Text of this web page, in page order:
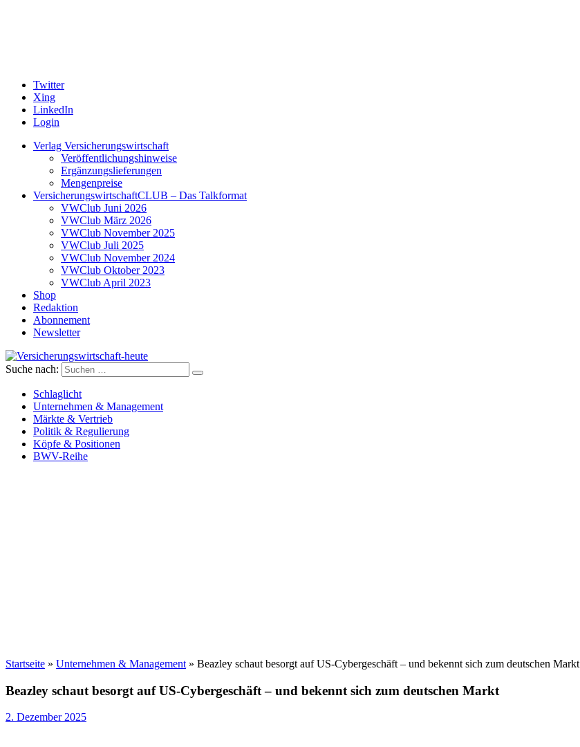
Twitter
Xing
LinkedIn
Login
Verlag Versicherungswirtschaft
Veröffentlichungshinweise
Ergänzungslieferungen
Mengenpreise
VersicherungswirtschaftCLUB – Das Talkformat
VWClub Juni 2026
VWClub März 2026
VWClub November 2025
VWClub Juli 2025
VWClub November 2024
VWClub Oktober 2023
VWClub April 2023
Shop
Redaktion
Abonnement
Newsletter
Versicherungswirtschaft-heute
Suche nach:
Schlaglicht
Unternehmen & Management
Märkte & Vertrieb
Politik & Regulierung
Köpfe & Positionen
BWV-Reihe
Startseite » Unternehmen & Management » Beazley schaut besorgt auf US-Cybergeschäft – und bekennt sich zum deutschen Markt
Beazley schaut besorgt auf US-Cybergeschäft – und bekennt sich zum deutschen Markt
2. Dezember 2025